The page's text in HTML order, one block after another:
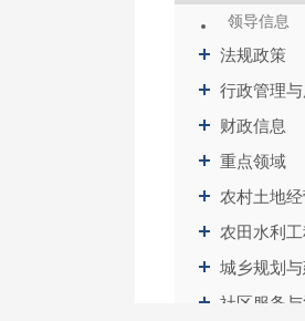
领导信息
法规政策
行政管理
财政信息
重点领域
农村土地
农田水利
城乡规划
社区服务